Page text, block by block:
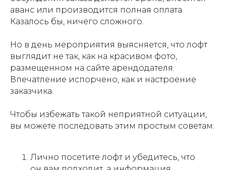
аванс или производится полная оплата.
Казалось бы, ничего сложного.
Но в день мероприятия выясняется, что лофт
выглядит не так, как на красивом фото,
размещенном на сайте арендодателя.
Впечатление испорчено, как и настроение
заказчика.
Чтобы избежать такой неприятной ситуации,
вы можете последовать этим простым советам:
Лично посетите лофт и убедитесь, что